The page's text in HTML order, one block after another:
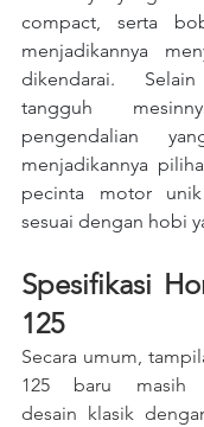
compact, serta
menjadikannya
dikendarai.
tangguh
pengendalian
menjadikannya
pecinta motor
sesuai dengan hobi
Spesifikasi
125
Secara umum,
125 baru masih
desain klasik